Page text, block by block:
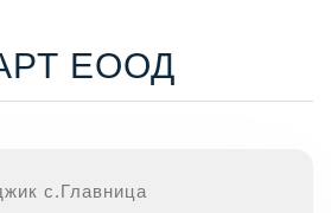
ЕООД
с.Главница